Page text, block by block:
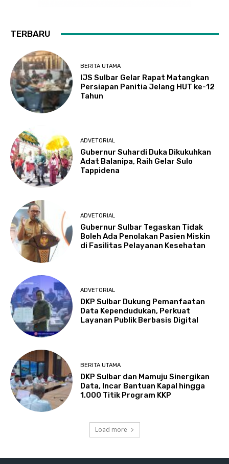
TERBARU
BERITA UTAMA
IJS Sulbar Gelar Rapat Matangkan
Persiapan Panitia Jelang HUT ke-12
Tahun
ADVETORIAL
Gubernur Suhardi Duka Dikukuhkan
Adat Balanipa, Raih Gelar Sulo
Tappidena
ADVETORIAL
Gubernur Sulbar Tegaskan Tidak
Boleh Ada Penolakan Pasien Miskin
di Fasilitas Pelayanan Kesehatan
ADVETORIAL
DKP Sulbar Dukung Pemanfaatan
Data Kependudukan, Perkuat
Layanan Publik Berbasis Digital
BERITA UTAMA
DKP Sulbar dan Mamuju Sinergikan
Data, Incar Bantuan Kapal hingga
1.000 Titik Program KKP
Load more